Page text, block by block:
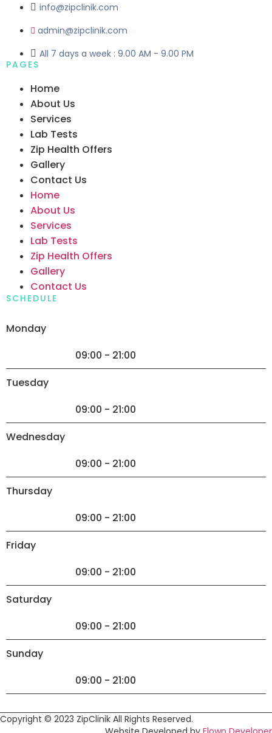
info@zipclinik.com
admin@zipclinik.com
All 7 days a week : 9.00 AM - 9.00 PM
PAGES
Home
About Us
Services
Lab Tests
Zip Health Offers
Gallery
Contact Us
Home
About Us
Services
Lab Tests
Zip Health Offers
Gallery
Contact Us
SCHEDULE
Monday
09:00 - 21:00
Tuesday
09:00 - 21:00
Wednesday
09:00 - 21:00
Thursday
09:00 - 21:00
Friday
09:00 - 21:00
Saturday
09:00 - 21:00
Sunday
09:00 - 21:00
Copyright © 2023 ZipClinik All Rights Reserved.